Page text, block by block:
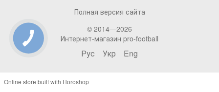
Полная версия сайта
© 2014—2026
Интернет-магазин pro-football
Рус Укр Eng
Online store built with Horoshop